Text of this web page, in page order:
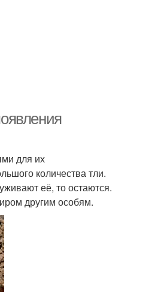
для их
количества тли.
её, то остаются.
другим особям.